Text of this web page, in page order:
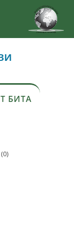
БИТА
(0)